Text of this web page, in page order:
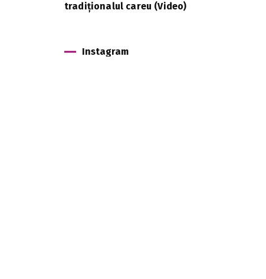
tradiționalul careu (Video)
Instagram